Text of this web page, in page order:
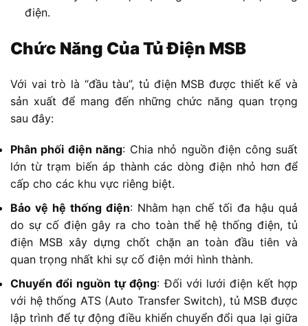
điện.
Chức Năng Của Tủ Điện MSB
Với vai trò là “đầu tàu”, tủ điện MSB được thiết kế và
sản xuất để mang đến những chức năng quan trọng
sau đây:
Phân phối điện năng: Chia nhỏ nguồn điện công suất
lớn từ trạm biến áp thành các dòng điện nhỏ hơn để
cấp cho các khu vực riêng biệt.
Bảo vệ hệ thống điện: Nhằm hạn chế tối đa hậu quả
do sự cố điện gây ra cho toàn thể hệ thống điện, tủ
điện MSB xây dựng chốt chặn an toàn đầu tiên và
quan trọng nhất khi sự cố điện mới hình thành.
Chuyển đổi nguồn tự động: Đối với lưới điện kết hợp
với hệ thống ATS (Auto Transfer Switch), tủ MSB được
lập trình để tự động điều khiển chuyển đổi qua lại giữa